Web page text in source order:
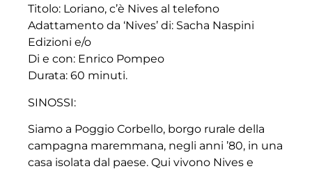
Titolo: Loriano, c’è Nives al telefono
Adattamento da ‘Nives’ di: Sacha Naspini
Edizioni e/o
Di e con: Enrico Pompeo
Durata: 60 minuti.
SINOSSI:
Siamo a Poggio Corbello, borgo rurale della
campagna maremmana, negli anni ’80, in una
casa isolata dal paese. Qui vivono Nives e